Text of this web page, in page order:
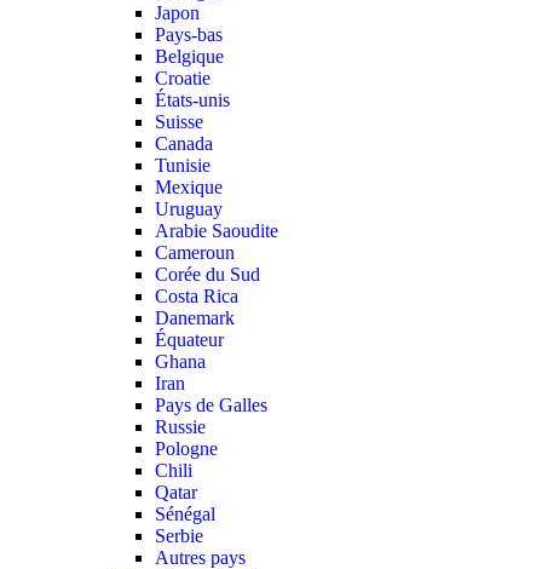
Japon
Pays-bas
Belgique
Croatie
États-unis
Suisse
Canada
Tunisie
Mexique
Uruguay
Arabie Saoudite
Cameroun
Corée du Sud
Costa Rica
Danemark
Équateur
Ghana
Iran
Pays de Galles
Russie
Pologne
Chili
Qatar
Sénégal
Serbie
Autres pays